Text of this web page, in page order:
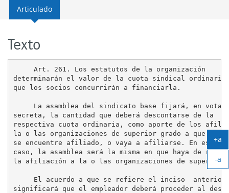
Articulado
Texto
Art. 261. Los estatutos de la organización
determinarán el valor de la cuota sindical
que los socios concurrirán a financiarla.
La asamblea del sindicato base fijará, en
secreta, la cantidad que deberá descontarse de la
respectiva cuota ordinaria, como aporte de los
la o las organizaciones de superior grado a que el
se encuentre afiliado, o vaya a afiliarse. En este
caso, la asamblea será la misma en que haya de
la afiliación a la o las organizaciones de superior
El acuerdo a que se refiere el inciso
significará que el empleador deberá proceder al
+a
-a